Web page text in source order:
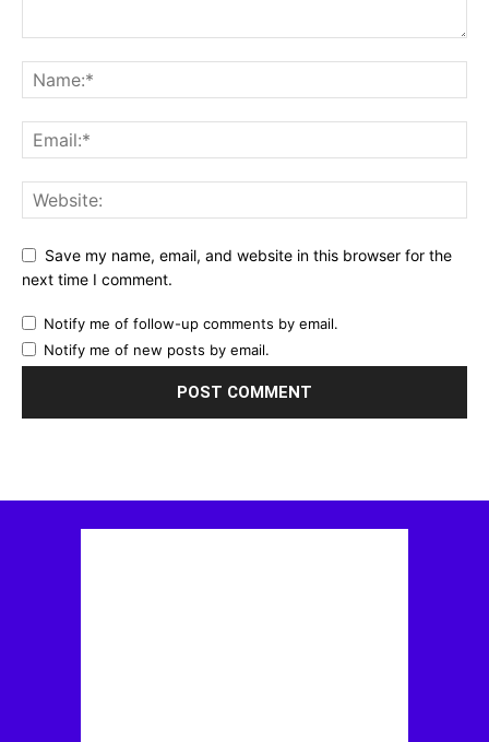
Save my name, email, and website in this browser for the
next time I comment.
Notify me of follow-up comments by email.
Notify me of new posts by email.